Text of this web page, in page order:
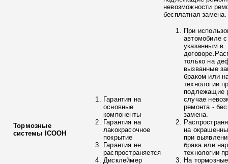
невозможности
бесплатная замена.
Тормозные
системы ICOOH
Гарантия на
основные
компоненты
Гарантия на
лакокрасочное
покрытие
Гарантия не
распространяется
Дисклеймер
При
автомобиле
указанным в
только на
вызванные
браком или
технологии
подлежащие
случае
ремонта -
замена.
на
при
брака или
технологии
На